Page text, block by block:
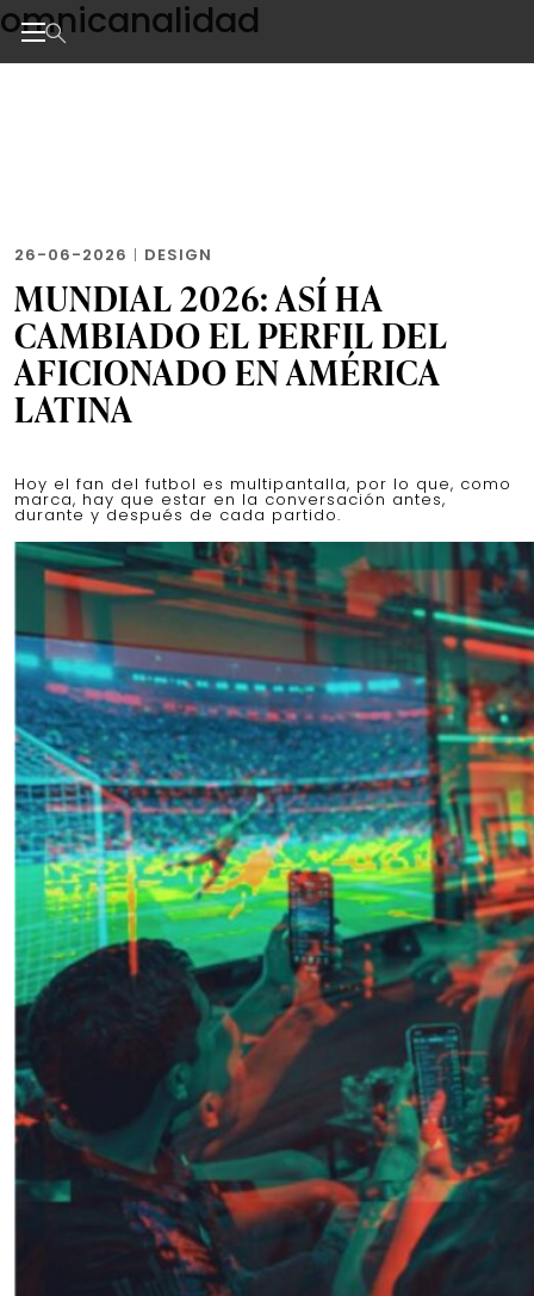
Skip
to
the
omnicanalidad
26-06-2026 | DESIGN
MUNDIAL 2026: ASÍ HA
CAMBIADO EL PERFIL DEL
AFICIONADO EN AMÉRICA
LATINA
Hoy el fan del futbol es multipantalla, por lo que, como
marca, hay que estar en la conversación antes,
durante y después de cada partido.